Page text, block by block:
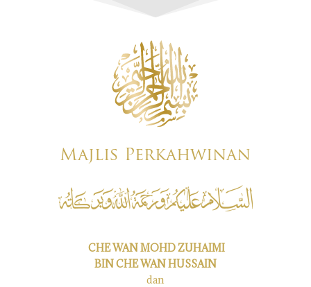
Majlis Perkahwinan
CHE WAN MOHD ZUHAIMI
BIN CHE WAN HUSSAIN
dan